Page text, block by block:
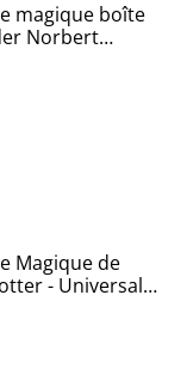
magique boîte
Norbert
Magique de
- Universal